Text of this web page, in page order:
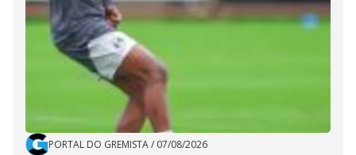
PORTAL DO GREMISTA/ 07/08/2026